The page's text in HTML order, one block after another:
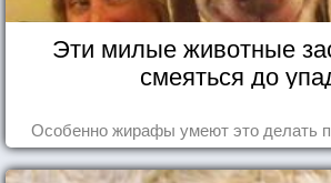
Эти милые животные
смеяться до
Особенно жирафы умеют это делать